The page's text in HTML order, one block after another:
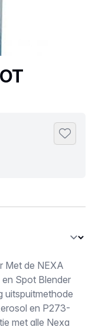
Met de NEXA
Spot Blender
uitspuitmethode
en P273-
met alle Nexa